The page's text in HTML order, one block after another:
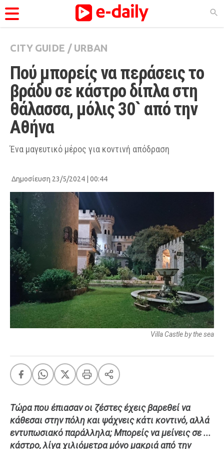
ΚΑΤΗΓΟΡΊΕΣ
Ειδήσεις
Θέματα
Videos
Podcasts
Viral
City Guide
Pop Culture
Agenda
FEEDS
Πάσχα Eurovision
Retro Summer
A-List LGBTQI+
Xmas
LIFE
Food
Body+Mind
CITY GUIDE / URBAN
Πού μπορείς να περάσεις το
βράδυ σε κάστρο δίπλα στη
θάλασσα, μόλις 30` από την
Αθήνα
Ένα μαγευτικό μέρος για κοντινή απόδραση
Δημοσίευση 23/5/2024 | 00:44
Villa Castle by the sea
Τώρα που έπιασαν οι ζέστες έχεις βαρεθεί να
κάθεσαι στην πόλη και ψάχνεις κάτι κοντινό, αλλά
εντυπωσιακό παράλληλα; Μπορείς να μείνεις σε ...
κάστρο, λίγα χιλιόμετρα μόνο μακριά από την